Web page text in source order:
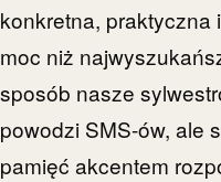
konkretna, praktyczna
moc niż
sposób nasze
powodzi SMS-ów, ale
pamięć akcentem